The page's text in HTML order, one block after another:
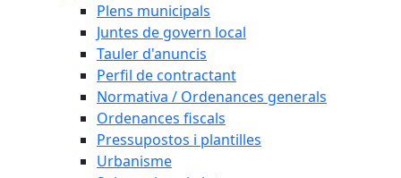
Plens municipals
Juntes de govern local
Tauler d'anuncis
Perfil de contractant
Normativa / Ordenances generals
Ordenances fiscals
Pressupostos i plantilles
Urbanisme